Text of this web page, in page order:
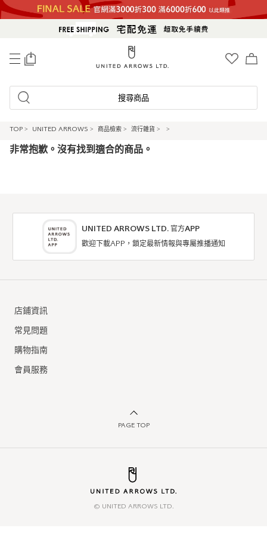
搜尋商品
TOP > UNITED ARROWS > 商品檢索 > 流行雜貨 > >
非常抱歉。沒有找到適合的商品。
UNITED ARROWS LTD. 官方APP
歡迎下載APP，鎖定最新情報與專屬推播通知
店鋪資訊
常見問題
購物指南
會員服務
PAGE TOP
© UNITED ARROWS LTD.